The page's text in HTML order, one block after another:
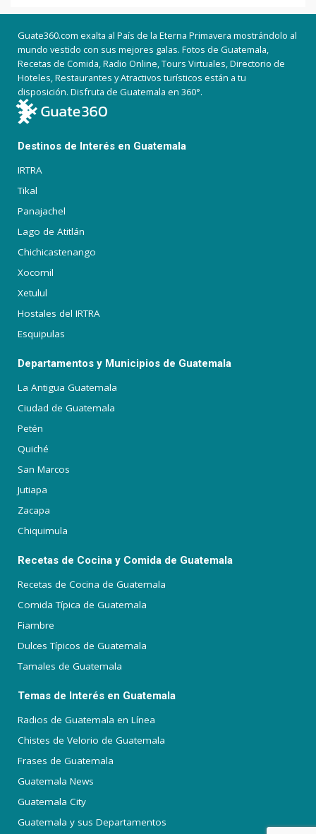
Guate360.com exalta al País de la Eterna Primavera mostrándolo al
mundo vestido con sus mejores galas. Fotos de Guatemala,
Recetas de Comida, Radio Online, Tours Virtuales, Directorio de
Hoteles, Restaurantes y Atractivos turísticos están a tu
disposición. Disfruta de Guatemala en 360°.
Destinos de Interés en Guatemala
IRTRA
Tikal
Panajachel
Lago de Atitlán
Chichicastenango
Xocomil
Xetulul
Hostales del IRTRA
Esquipulas
Departamentos y Municipios de Guatemala
La Antigua Guatemala
Ciudad de Guatemala
Petén
Quiché
San Marcos
Jutiapa
Zacapa
Chiquimula
Recetas de Cocina y Comida de Guatemala
Recetas de Cocina de Guatemala
Comida Típica de Guatemala
Fiambre
Dulces Típicos de Guatemala
Tamales de Guatemala
Temas de Interés en Guatemala
Radios de Guatemala en Línea
Chistes de Velorio de Guatemala
Frases de Guatemala
Guatemala News
Guatemala City
Guatemala y sus Departamentos